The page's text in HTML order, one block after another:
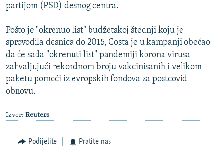
partijom (PSD) desnog centra.
Pošto je "okrenuo list" budžetskoj štednji koju je
sprovodila desnica do 2015, Costa je u kampanji obećao
da će sada "okrenuti list" pandemiji korona virusa
zahvaljujući rekordnom broju vakcinisanih i velikom
paketu pomoći iz evropskih fondova za postcovid
obnovu.
Izvor: Reuters
Podijelite Pratite nas